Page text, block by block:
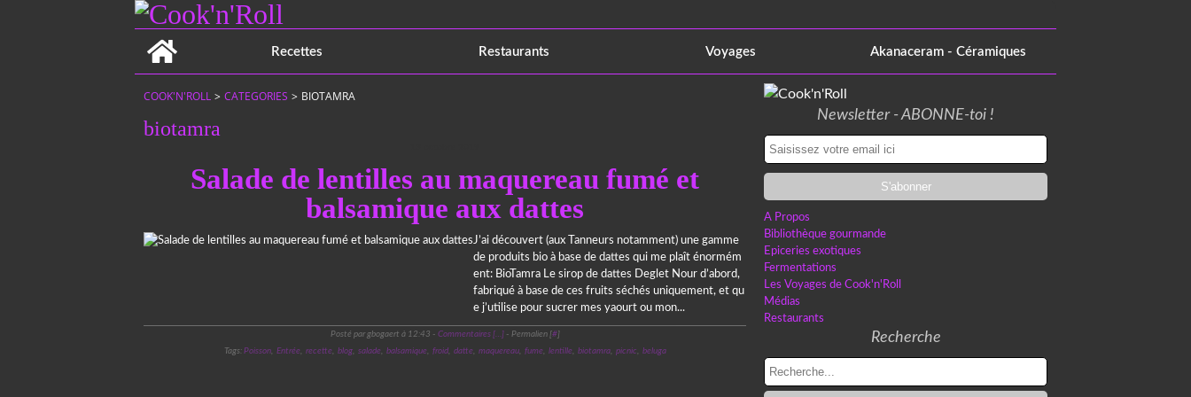
Recettes
Restaurants Voyages Akanaceram - Céramiques
COOK'N'ROLL > CATEGORIES > BIOTAMRA
biotamra
Salade de lentilles au maquereau fumé et
balsamique aux dattes
J’ai découvert (aux Tanneurs notamment) une gamme
de produits bio à base de dattes qui me plaît énormém
ent: BioTamra Le sirop de dattes Deglet Nour d’abord,
fabriqué à base de ces fruits séchés uniquement, et qu
e j’utilise pour sucrer mes yaourt ou mon...
Posté par gbogaert à 12:43 - Commentaires […]- Permalien [#]
Tags: Poisson, Entrée, recette, blog, salade, balsamique, froid, datte, maquereau, fume, lentille, biotamra, picnic, beluga
Newsletter - ABONNE-toi !
A Propos
Bibliothèque gourmande
Epiceries exotiques
Fermentations
Les Voyages de Cook'n'Roll
Médias
Restaurants
Recherche